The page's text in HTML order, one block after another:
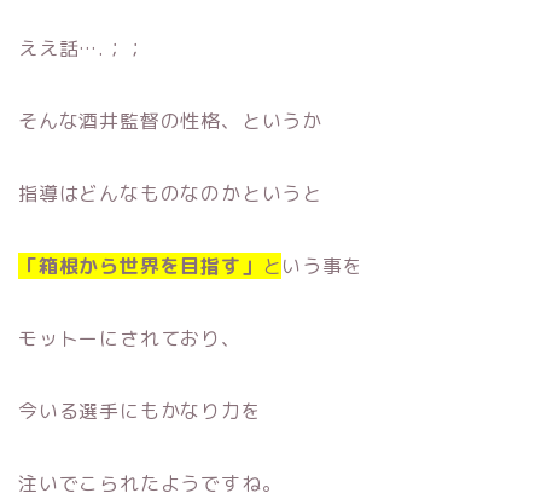
ええ話….；；
そんな酒井監督の性格、というか
指導はどんなものなのかというと
「箱根から世界を目指す」 という事を
モットーにされており、
今いる選手にもかなり力を
注いでこられたようですね。